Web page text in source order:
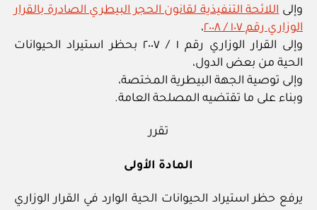
وإلى اللائحة التنفيذية لقانون الحجر البيطري الصادرة بالقرار
الوزاري رقم ١٠٧ / ٢٠٠٨
،
وإلى القرار الوزاري رقم ١ / ٢٠٠٧ بحظر استيراد الحيوانات
الحية من بعض الدول،
وإلى توصية الجهة البيطرية المختصة،
وبناء على ما تقتضيه المصلحة العامة.
تقرر
المادة الأولى
يرفع حظر استيراد الحيوانات الحية الوارد في القرار الوزاري